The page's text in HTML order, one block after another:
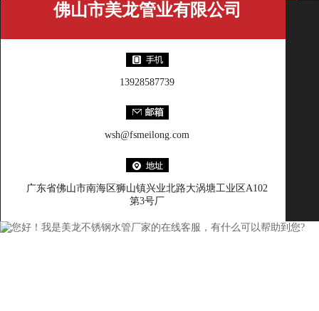
佛山市美龙管业有限公司
13928587739
wsh@fsmeilong.com
广东省佛山市南海区狮山镇兴业北路大涡塘工业区A102
第3号厂